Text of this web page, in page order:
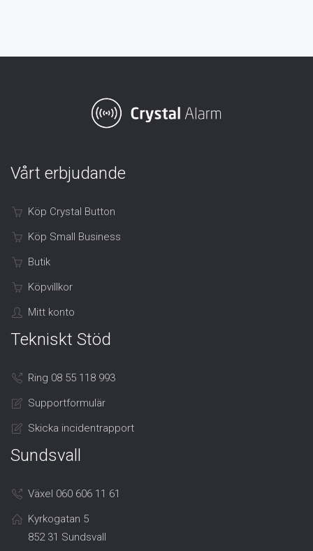
Vårt erbjudande
Köp Crystal Button
Köp Small Business
Butik
Köpvillkor
Mitt konto
Tekniskt Stöd
Ring 08 55 118 993
Supportformulär
Skicka incidentrapport
Sundsvall
Växel 060 606 11 61
Kyrkogatan 5
852 31 Sundsvall